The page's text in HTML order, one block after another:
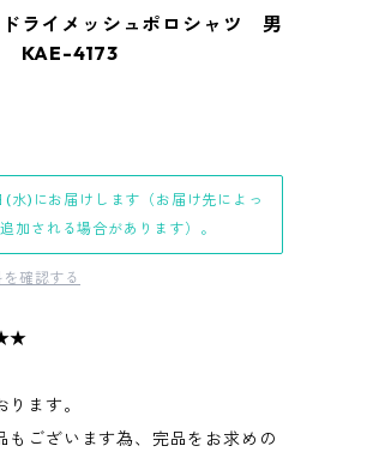
ライメッシュポロシャツ 男
KAE-4173
水)にお届けします（お届け先によっ
加される場合があります）。
確認する
ます。
ございます為、完品をお求めの